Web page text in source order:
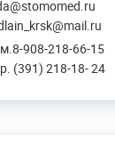
908-218-66-15
(391) 218-18- 24